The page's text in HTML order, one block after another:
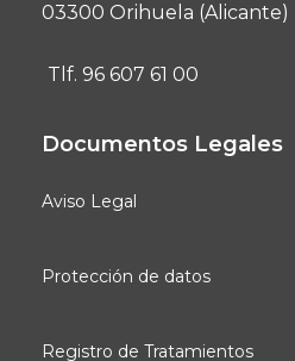
03300 Orihuela (Alicante)
Tlf. 96 607 61 00
Documentos Legales
Aviso Legal
Protección de datos
Registro de Tratamientos